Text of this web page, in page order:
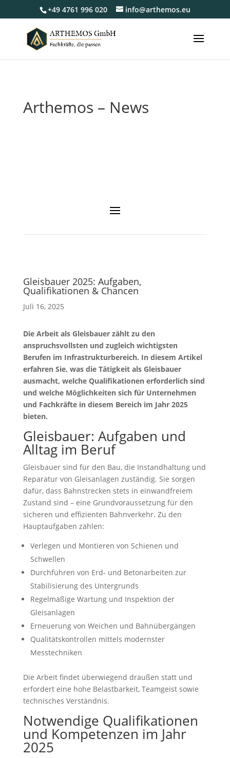
+49 4761 996 020 info@arthemos.eu
Arthemos – News
Gleisbauer 2025: Aufgaben,
Qualifikationen & Chancen
Juli 16, 2025
Die Arbeit als Gleisbauer zählt zu den
anspruchsvollsten und zugleich wichtigsten
Berufen im Infrastrukturbereich. In diesem Artikel
erfahren Sie, was die Tätigkeit als Gleisbauer
ausmacht, welche Qualifikationen erforderlich sind
und welche Möglichkeiten sich für Unternehmen
und Fachkräfte in diesem Bereich im Jahr 2025
bieten.
Gleisbauer: Aufgaben und
Alltag im Beruf
Gleisbauer sind für den Bau, die Instandhaltung und
Reparatur von Gleisanlagen zuständig. Sie sorgen
dafür, dass Bahnstrecken stets in einwandfreiem
Zustand sind – eine Grundvoraussetzung für den
sicheren und effizienten Bahnverkehr. Zu den
Hauptaufgaben zählen:
Verlegen und Montieren von Schienen und
Schwellen
Durchführen von Erd- und Betonarbeiten zur
Stabilisierung des Untergrunds
Regelmäßige Wartung und Inspektion der
Gleisanlagen
Erneuerung von Weichen und Bahnübergängen
Qualitätskontrollen mittels modernster
Messtechniken
Die Arbeit findet überwiegend draußen statt und
erfordert eine hohe Belastbarkeit, Teamgeist sowie
technisches Verständnis.
Notwendige Qualifikationen
und Kompetenzen im Jahr
2025